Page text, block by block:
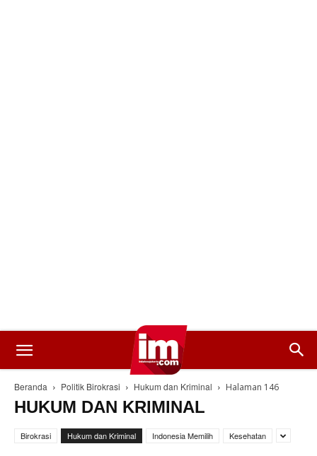
Beranda Politik Birokrasi Hukum dan Kriminal Halaman 146
HUKUM DAN KRIMINAL
Birokrasi Hukum dan Kriminal Indonesia Memilih Kesehatan